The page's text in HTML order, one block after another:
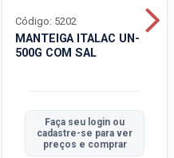
MANTEIGA ITALAC UN-
500G COM SAL
Código: 5202
Faça seu login ou
cadastre-se para ver
preços e comprar